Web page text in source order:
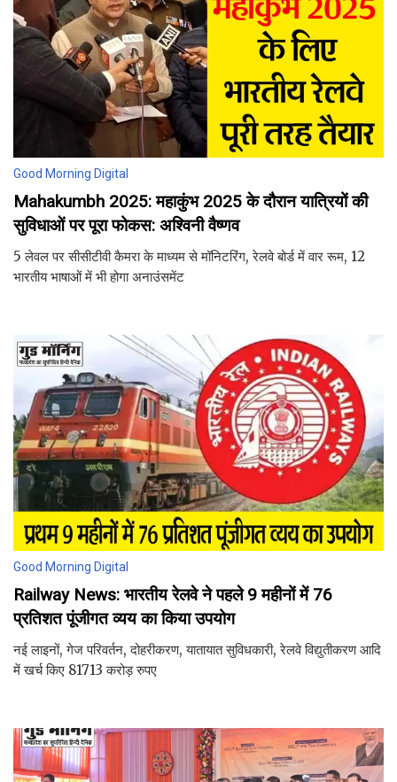
Good Morning Digital
Mahakumbh 2025: महाकुंभ 2025 के दौरान यात्रियों की
सुविधाओं पर पूरा फोकस: अश्विनी वैष्णव
5 लेवल पर सीसीटीवी कैमरा के माध्यम से मॉनिटरिंग, रेलवे बोर्ड में वार रूम, 12
भारतीय भाषाओं में भी होगा अनाउंसमेंट
Good Morning Digital
Railway News: भारतीय रेलवे ने पहले 9 महीनों में 76
प्रतिशत पूंजीगत व्यय का किया उपयोग
नई लाइनों, गेज परिवर्तन, दोहरीकरण, यातायात सुविधकारी, रेलवे विद्युतीकरण आदि
में खर्च किए 81713 करोड़ रुपए